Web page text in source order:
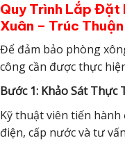
Quy Trình Lắp Đặt
Xuân – Trúc
Để đảm bảo phòng
công cần được thực
Bước 1: Khảo Sát Thực
Kỹ thuật viên tiến hành
điện, cấp nước và tư